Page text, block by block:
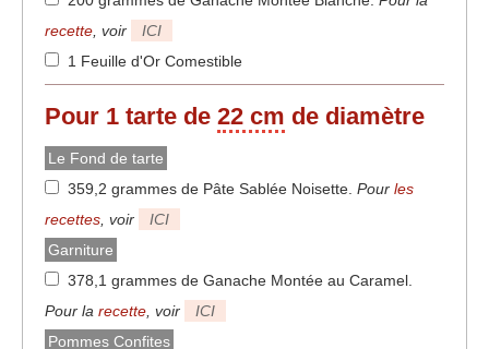
recette, voir
ICI
1 Feuille d'Or Comestible
Pour 1 tarte de 22 cm de diamètre
Le Fond de tarte
359,2 grammes de Pâte Sablée Noisette. Pour les
recettes, voir
ICI
Garniture
378,1 grammes de Ganache Montée au Caramel.
Pour la recette, voir
ICI
Pommes Confites